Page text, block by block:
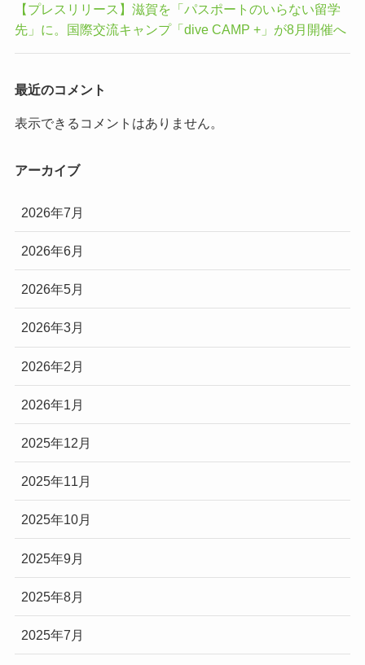
【プレスリリース】滋賀を「パスポートのいらない留学
先」に。国際交流キャンプ「dive CAMP +」が8月開催へ
最近のコメント
表示できるコメントはありません。
アーカイブ
2026年7月
2026年6月
2026年5月
2026年3月
2026年2月
2026年1月
2025年12月
2025年11月
2025年10月
2025年9月
2025年8月
2025年7月